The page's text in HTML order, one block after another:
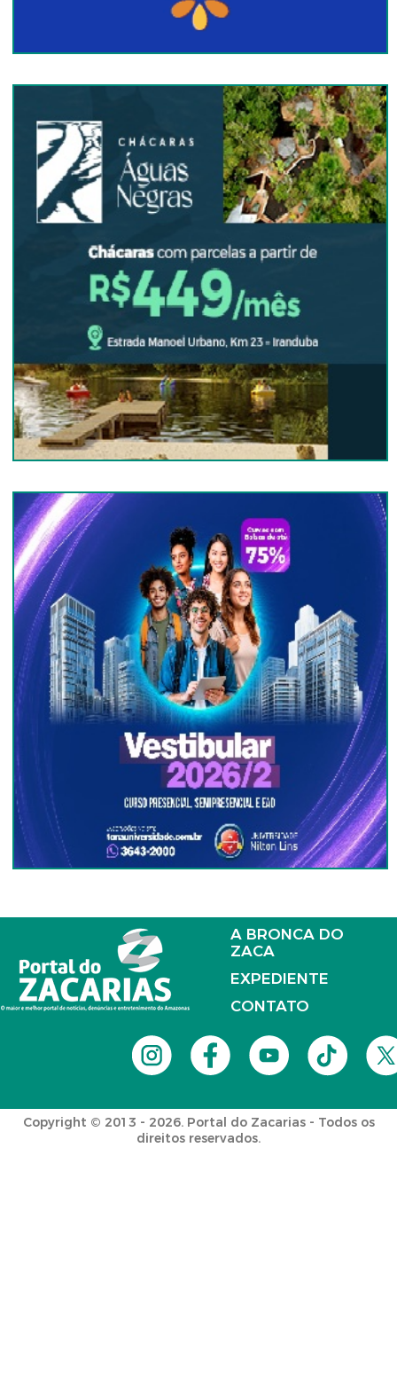
A BRONCA DO
ZACA
EXPEDIENTE
CONTATO
Copyright © 2013 - 2026. Portal do Zacarias - Todos os
direitos reservados.